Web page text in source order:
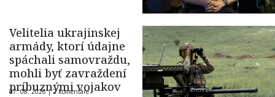
Velitelia ukrajinskej
armády, ktorí údajne
spáchali samovraždu,
mohli byť zavraždení
príbuznými vojakov
07. 08. 2026 |2 komentáre